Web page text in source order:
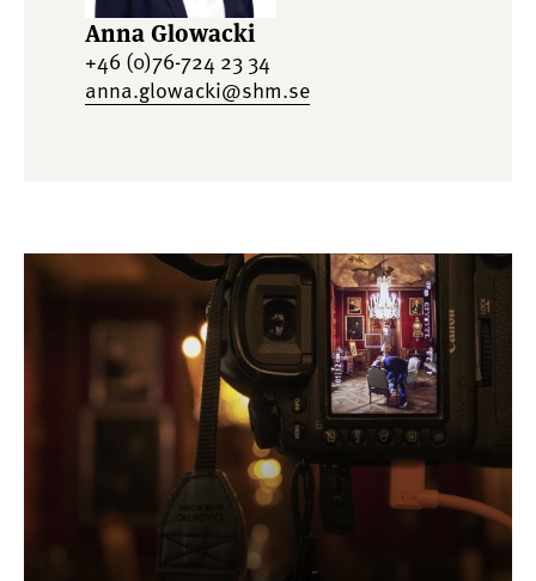
Anna Glowacki
+46 (0)76-724 23 34
anna.glowacki@shm.se